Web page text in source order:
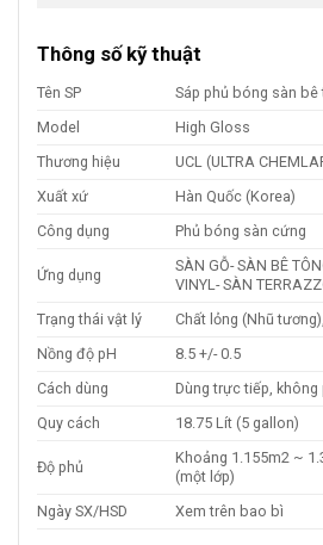
Thông số kỹ thuật
Tên SP
Sáp phủ bóng sàn
Model
High Gloss
Thương hiệu
UCL (ULTRA
Xuất xứ
Hàn Quốc (Korea)
Công dụng
Phủ bóng sàn cứng
Ứng dụng
SÀN GỖ- SÀN BÊ
VINYL- SÀN
Trạng thái vật lý
Chất lỏng (Nhũ
Nồng độ pH
8.5 +/- 0.5
Cách dùng
Dùng trực tiếp, không
Quy cách
18.75 Lít (5 gallon)
Độ phủ
Khoảng 1.155m2 ~
(một lớp)
Ngày SX/HSD
Xem trên bao bì